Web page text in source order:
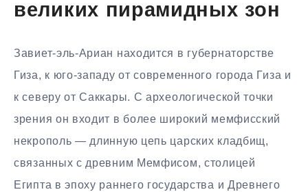
великих пирамидных зон
Завиет-эль-Ариан находится в губернаторстве
Гиза, к юго-западу от современного города Гиза и
к северу от Саккары. С археологической точки
зрения он входит в более широкий мемфисский
некрополь — длинную цепь царских кладбищ,
связанных с древним Мемфисом, столицей
Египта в эпоху раннего государства и Древнего